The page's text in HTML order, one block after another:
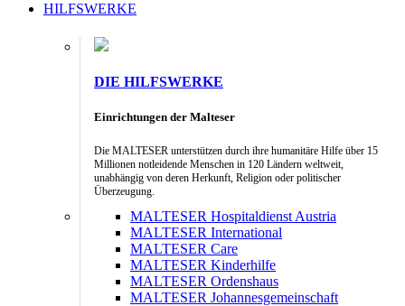
HILFSWERKE
DIE HILFSWERKE
Einrichtungen der Malteser
Die MALTESER unterstützen durch ihre humanitäre Hilfe über 15
Millionen notleidende Menschen in 120 Ländern weltweit,
unabhängig von deren Herkunft, Religion oder politischer
Überzeugung.
MALTESER Hospitaldienst Austria
MALTESER International
MALTESER Care
MALTESER Kinderhilfe
MALTESER Ordenshaus
MALTESER Johannesgemeinschaft